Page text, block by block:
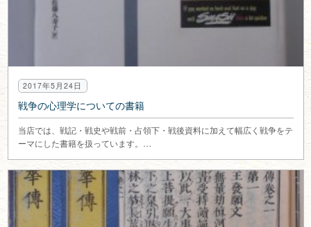
2017年5月24日
戦争の心理学についての書籍
当店では、戦記・戦史や戦前・占領下・戦後資料に加えて幅広く戦争をテ
ーマにした書籍を扱っています。…